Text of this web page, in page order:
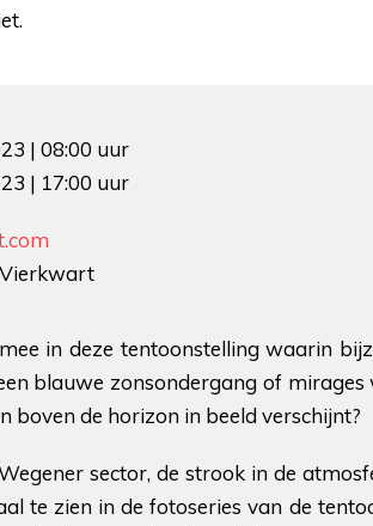
| 08:00 uur
| 17:00 uur
in deze tentoonstelling waarin
blauwe zonsondergang of
boven de horizon in beeld verschijnt?
sector, de strook in de
te zien in de fotoseries van de